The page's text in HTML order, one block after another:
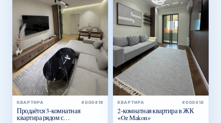
КВАРТИРА #000419
Продаётся 3-комнатная
квартира рядом с
КВАРТИРА #000418
2-комнатная квартира в ЖК
«Oz Makon»